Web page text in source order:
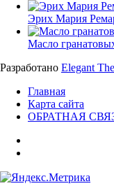
Эрих Мария
Масло
Разработано Elegant
Главная
Карта сайта
ОБРАТНАЯ